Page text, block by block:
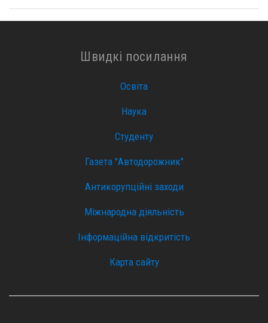
Швидкі посилання
Освіта
Наука
Студенту
Газета "Автодорожник"
Антикорупційні заходи
Міжнародна діяльність
Інформаційна відкритість
Карта сайту